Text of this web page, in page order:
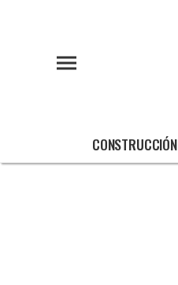
CONSTRUCCIÓN